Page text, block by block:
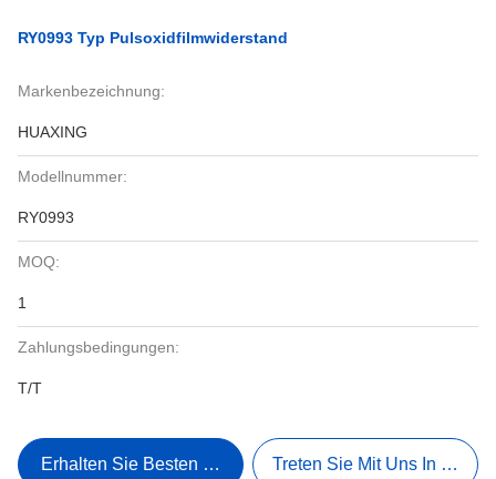
RY0993 Typ Pulsoxidfilmwiderstand
Markenbezeichnung:
HUAXING
Modellnummer:
RY0993
MOQ:
1
Zahlungsbedingungen:
T/T
Erhalten Sie Besten Preis Treten Sie Mit Uns In